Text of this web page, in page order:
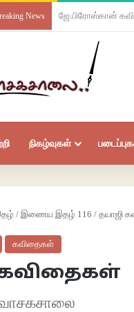
News ஜே.பிரோஸ்கான்
நிகழ்வுகள்
/ இணைய இதழ் 116 / தயாஜி
கவிதைகள்